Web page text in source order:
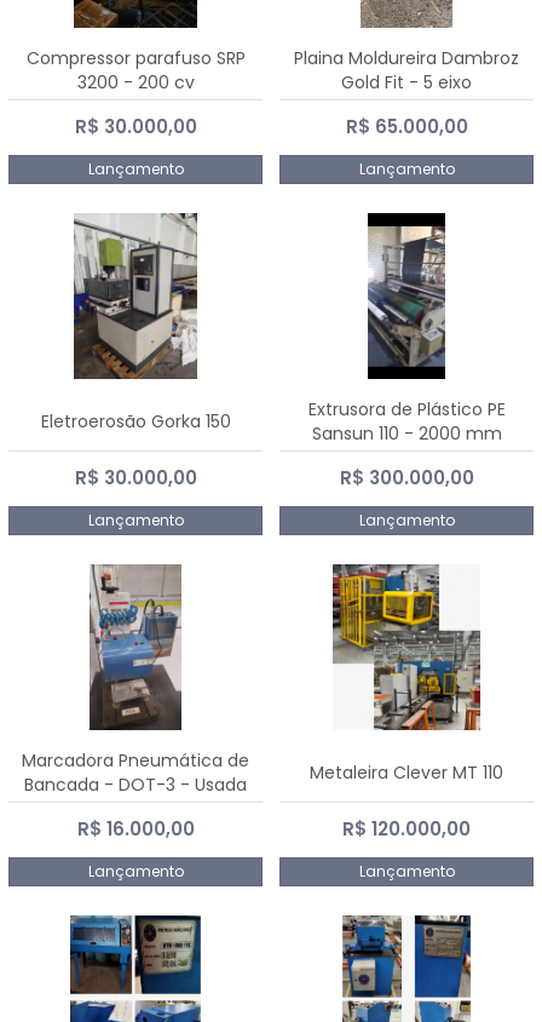
Compressor parafuso SRP
3200 - 200 cv
R$ 30.000,00
Lançamento
Plaina Moldureira Dambroz
Gold Fit - 5 eixo
R$ 65.000,00
Lançamento
Eletroerosão Gorka 150
R$ 30.000,00
Lançamento
Extrusora de Plástico PE
Sansun 110 - 2000 mm
R$ 300.000,00
Lançamento
Marcadora Pneumática de
Bancada - DOT-3 - Usada
R$ 16.000,00
Lançamento
Metaleira Clever MT 110
R$ 120.000,00
Lançamento